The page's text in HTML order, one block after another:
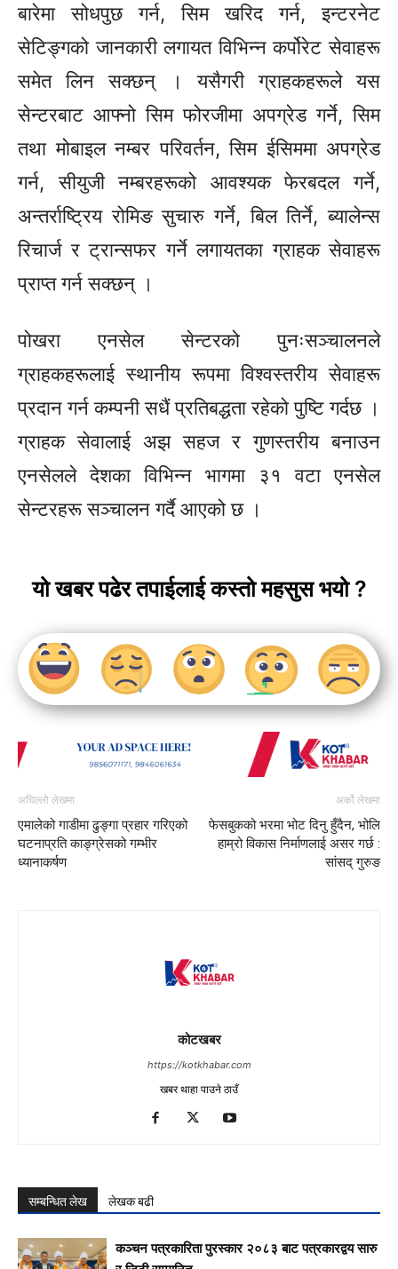
बारेमा सोधपुछ गर्न, सिम खरिद गर्न, इन्टरनेट
सेटिङ्गको जानकारी लगायत विभिन्न कर्पोरेट सेवाहरू
समेत लिन सक्छन् । यसैगरी ग्राहकहरूले यस
सेन्टरबाट आफ्नो सिम फोरजीमा अपग्रेड गर्ने, सिम
तथा मोबाइल नम्बर परिवर्तन, सिम ईसिममा अपग्रेड
गर्न, सीयुजी नम्बरहरूको आवश्यक फेरबदल गर्ने,
अन्तर्राष्ट्रिय रोमिङ सुचारु गर्ने, बिल तिर्ने, ब्यालेन्स
रिचार्ज र ट्रान्सफर गर्ने लगायतका ग्राहक सेवाहरू
प्राप्त गर्न सक्छन् ।
पोखरा एनसेल सेन्टरको पुनःसञ्चालनले
ग्राहकहरूलाई स्थानीय रूपमा विश्वस्तरीय सेवाहरू
प्रदान गर्न कम्पनी सधैं प्रतिबद्धता रहेको पुष्टि गर्दछ ।
ग्राहक सेवालाई अझ सहज र गुणस्तरीय बनाउन
एनसेलले देशका विभिन्न भागमा ३१ वटा एनसेल
सेन्टरहरू सञ्चालन गर्दै आएको छ ।
यो खबर पढेर तपाईलाई कस्तो महसुस भयो ?
अघिल्लो लेखमा
एमालेको गाडीमा ढुङ्गा प्रहार गरिएको
घटनाप्रति काङ्ग्रेसको गम्भीर
ध्यानाकर्षण
अर्को लेखमा
फेसबुकको भरमा भोट दिनु हुँदैन, भोलि
हाम्रो विकास निर्माणलाई असर गर्छ :
सांसद् गुरुङ
कोटखबर
https://kotkhabar.com
खबर थाहा पाउने ठाउँ
सम्बन्धित लेख लेखक बढी
कञ्चन पत्रकारिता पुरस्कार २०८३ बाट पत्रकारद्वय सारु